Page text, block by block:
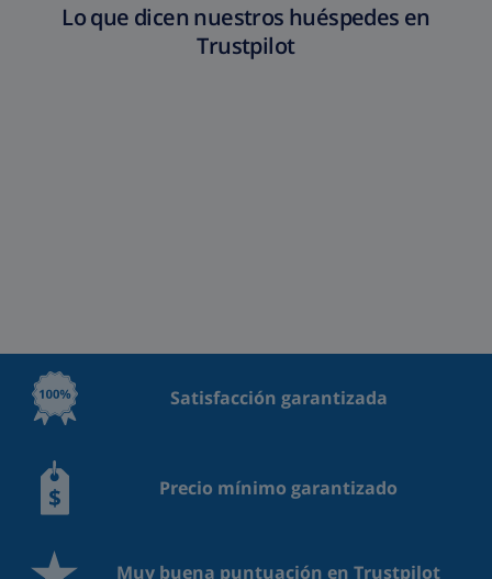
Lo que dicen nuestros huéspedes en
Trustpilot
Satisfacción garantizada
Precio mínimo garantizado
Muy buena puntuación en Trustpilot